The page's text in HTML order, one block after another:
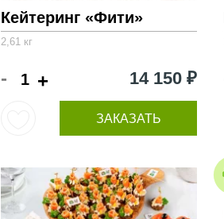
Кейтеринг «Фити»
2,61 кг
- + 14 150 ₽
ЗАКАЗАТЬ